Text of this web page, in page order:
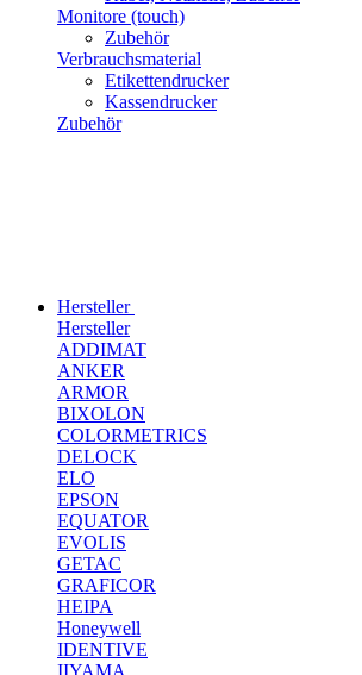
Monitore (touch)
Zubehör
Verbrauchsmaterial
Etikettendrucker
Kassendrucker
Zubehör
Hersteller
Hersteller
ADDIMAT
ANKER
ARMOR
BIXOLON
COLORMETRICS
DELOCK
ELO
EPSON
EQUATOR
EVOLIS
GETAC
GRAFICOR
HEIPA
Honeywell
IDENTIVE
IIYAMA